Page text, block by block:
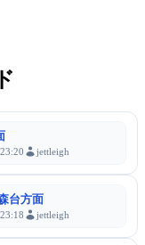
jettleigh
台方面
jettleigh